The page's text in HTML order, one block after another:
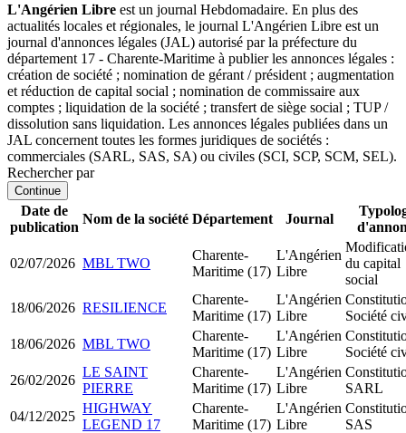
L'Angérien Libre est un journal Hebdomadaire. En plus des
actualités locales et régionales, le journal L'Angérien Libre est un
journal d'annonces légales (JAL) autorisé par la préfecture du
département 17 - Charente-Maritime à publier les annonces légales :
création de société ; nomination de gérant / président ; augmentation
et réduction de capital social ; nomination de commissaire aux
comptes ; liquidation de la société ; transfert de siège social ; TUP /
dissolution sans liquidation. Les annonces légales publiées dans un
JAL concernent toutes les formes juridiques de sociétés :
commerciales (SARL, SAS, SA) ou civiles (SCI, SCP, SCM, SEL).
Rechercher par
Continue
Date de
publication
Nom de la société Département Journal
02/07/2026 MBL TWO
Charente-
Maritime (17)
L'Angérien
Libre
du capital
social
18/06/2026 RESILIENCE
Charente-
Maritime (17)
L'Angérien
Libre
Société
18/06/2026 MBL TWO
Charente-
Maritime (17)
L'Angérien
Libre
Société
26/02/2026
LE SAINT
PIERRE
Charente-
Maritime (17)
L'Angérien
Libre
SARL
04/12/2025
HIGHWAY
LEGEND 17
Charente-
Maritime (17)
L'Angérien
Libre
SAS